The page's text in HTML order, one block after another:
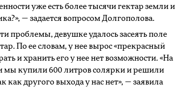
уже есть более тысячи гектар земли и
— задается вопросом Долгополова.
проблемы, девушке удалось засеять поле
По ее словам, у нее вырос «прекрасный
и хранить его у нее нет возможности. «На
мы купили 600 литров солярки и решили
как другого выхода у нас нет», — заявила